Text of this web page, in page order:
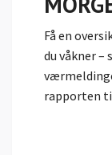
Få en
du våkner –
rapporten til